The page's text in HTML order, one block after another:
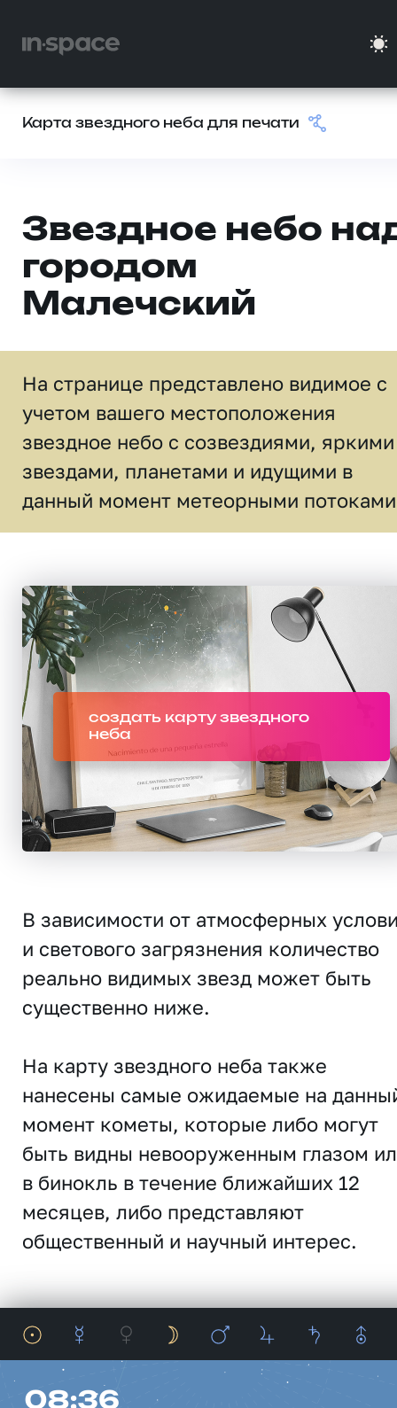
Карта звездного неба для печати
Звездное небо
городом
Малечский
На странице представлено видимое c
учетом вашего местоположения
звездное небо c созвездиями, яркими
звездами, планетами и идущими в
данный момент метеорными
создать карту звездного
неба
В зависимости от атмосферных
и светового загрязнения количество
реально видимых звезд может быть
существенно ниже.
На карту звездного неба также
нанесены самые ожидаемые на
момент кометы, которые либо могут
быть видны невооруженным глазом
в бинокль в течение ближайших 12
месяцев, либо представляют
общественный и научный интерес.